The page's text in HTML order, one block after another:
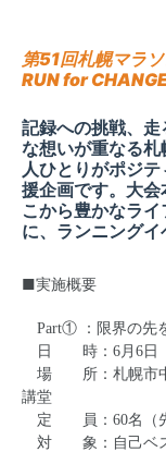
第51回札幌マラ
RUN for
記録への挑戦、
な想いが重なる
人ひとりがポジ
援企画です。大
こから豊かなラ
に、ランニング
■実施概要
Part① ：限界の先
日 時：6月6日（
場 所：札幌市中
講堂
定 員：60名（先
対 象：自己ベス